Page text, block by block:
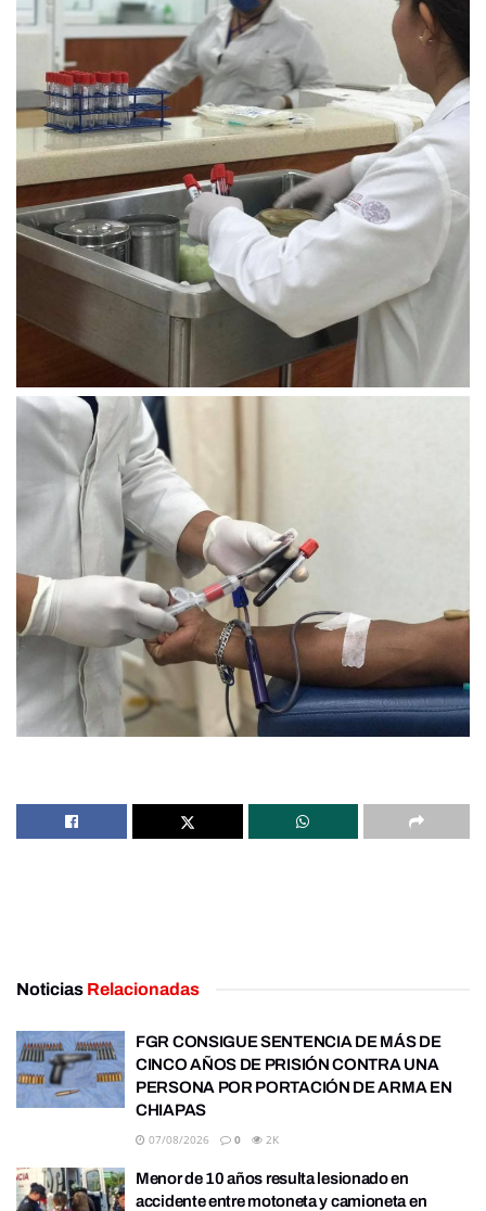
Noticias Relacionadas
FGR CONSIGUE SENTENCIA DE MÁS DE
CINCO AÑOS DE PRISIÓN CONTRA UNA
PERSONA POR PORTACIÓN DE ARMA EN
CHIAPAS
07/08/2026 0 2K
Menor de 10 años resulta lesionado en
accidente entre motoneta y camioneta en